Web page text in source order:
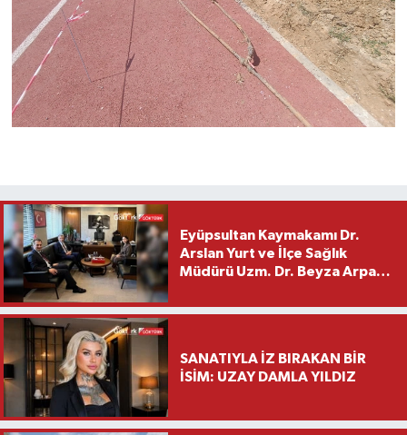
Eyüpsultan Kaymakamı Dr.
Arslan Yurt ve İlçe Sağlık
Müdürü Uzm. Dr. Beyza Arpacı
Ziyareti
SANATIYLA İZ BIRAKAN BİR
İSİM: UZAY DAMLA YILDIZ